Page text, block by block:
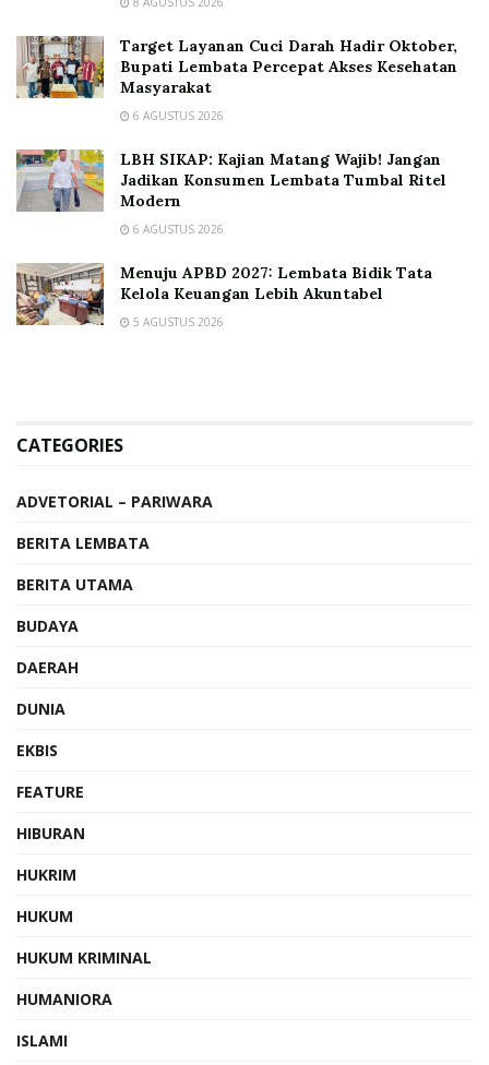
Target Layanan Cuci Darah Hadir Oktober,
Bupati Lembata Percepat Akses Kesehatan
Masyarakat
6 AGUSTUS 2026
LBH SIKAP: Kajian Matang Wajib! Jangan
Jadikan Konsumen Lembata Tumbal Ritel
Modern
6 AGUSTUS 2026
Menuju APBD 2027: Lembata Bidik Tata
Kelola Keuangan Lebih Akuntabel
5 AGUSTUS 2026
CATEGORIES
ADVETORIAL – PARIWARA
BERITA LEMBATA
BERITA UTAMA
BUDAYA
DAERAH
DUNIA
EKBIS
FEATURE
HIBURAN
HUKRIM
HUKUM
HUKUM KRIMINAL
HUMANIORA
ISLAMI